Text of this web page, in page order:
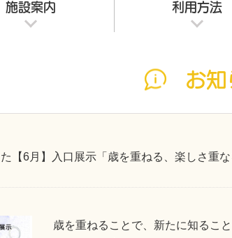
施設案内 利用方法
お知
【6月】入口展示「歳を重ねる、楽しさ重な
歳を重ねることで、新たに知るこ